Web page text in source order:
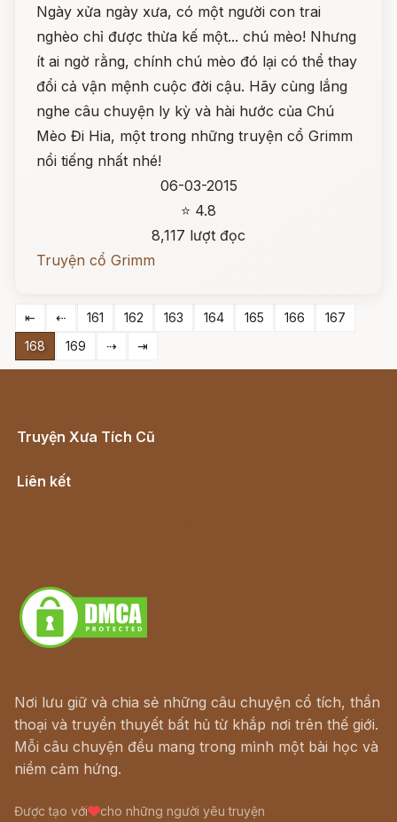
Ngày xửa ngày xưa, có một người con trai
nghèo chỉ được thừa kế một... chú mèo! Nhưng
ít ai ngờ rằng, chính chú mèo đó lại có thể thay
đổi cả vận mệnh cuộc đời cậu. Hãy cùng lắng
nghe câu chuyện ly kỳ và hài hước của Chú
Mèo Đi Hia, một trong những truyện cổ Grimm
nổi tiếng nhất nhé!
06-03-2015
⭐ 4.8
8,117 lượt đọc
Truyện cổ Grimm
⇤ ⇠ 161 162 163 164 165 166
167
168
169 ⇢ ⇥
Truyện Xưa Tích Cũ
Liên kết
Nơi lưu giữ và chia sẻ những câu chuyện cổ tích, thần
thoại và truyền thuyết bất hủ từ khắp nơi trên thế giới.
Mỗi câu chuyện đều mang trong mình một bài học và
niềm cảm hứng.
Được tạo với cho những người yêu truyện